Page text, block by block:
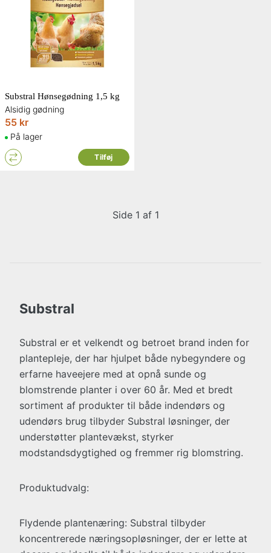
Substral Hønsegødning 1,5 kg
Alsidig gødning
55 kr
På lager
Tilføj
Side 1 af 1
Substral
Substral er et velkendt og betroet brand inden for
plantepleje, der har hjulpet både nybegyndere og
erfarne haveejere med at opnå sunde og
blomstrende planter i over 60 år. Med et bredt
sortiment af produkter til både indendørs og
udendørs brug tilbyder Substral løsninger, der
understøtter plantevækst, styrker
modstandsdygtighed og fremmer rig blomstring.
Produktudvalg:
Flydende plantenæring: Substral tilbyder
koncentrerede næringsopløsninger, der er lette at